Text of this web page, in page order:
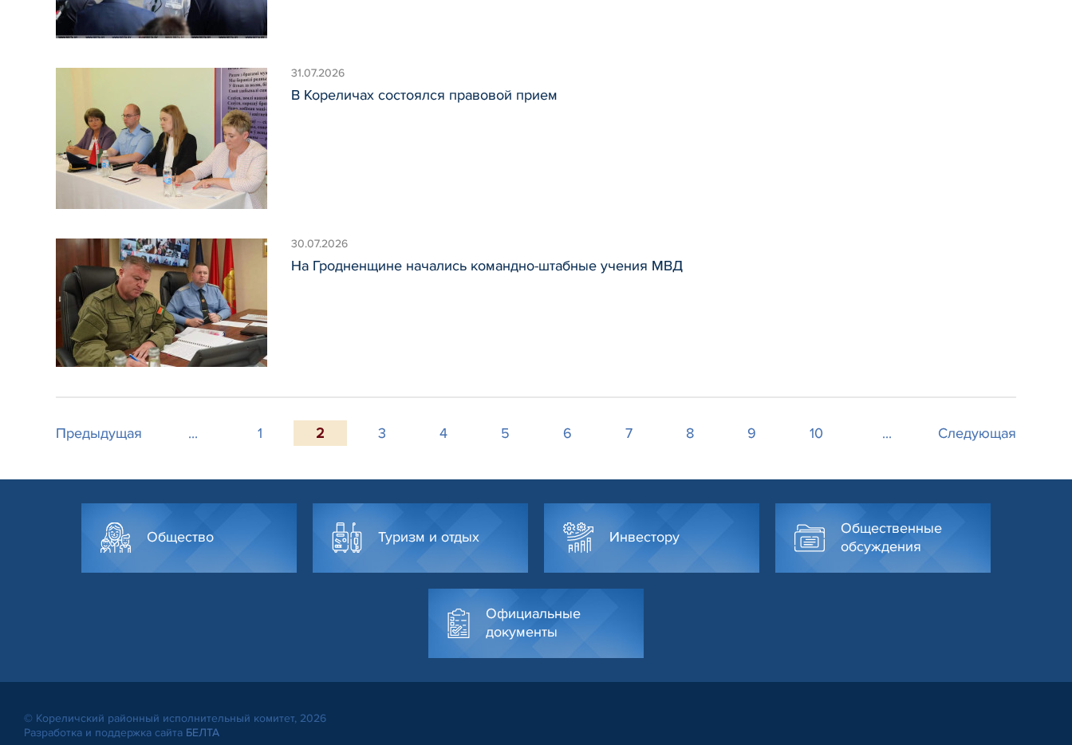
31.07.2026
В Кореличах состоялся правовой прием
30.07.2026
На Гродненщине начались командно-штабные учения МВД
Предыдущая ... 1 2 3 4 5 6 7 8 9 10 ... Следующая
Общество Туризм и отдых Инвестору
Общественные
обсуждения
Официальные
документы
© Кореличский районный исполнительный комитет, 2026
Разработка и поддержка сайта БЕЛТА